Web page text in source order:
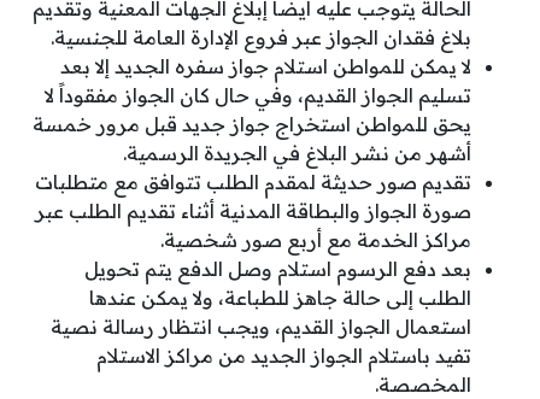
الحالة يتوجب عليه أيضًا إبلاغ الجهات المعنية وتقديم
بلاغ فقدان الجواز عبر فروع الإدارة العامة للجنسية.
لا يمكن للمواطن استلام جواز سفره الجديد إلا بعد
تسليم الجواز القديم، وفي حال كان الجواز مفقوداً لا
يحق للمواطن استخراج جواز جديد قبل مرور خمسة
أشهر من نشر البلاغ في الجريدة الرسمية.
تقديم صور حديثة لمقدم الطلب تتوافق مع متطلبات
صورة الجواز والبطاقة المدنية أثناء تقديم الطلب عبر
مراكز الخدمة مع أربع صور شخصية.
بعد دفع الرسوم استلام وصل الدفع يتم تحويل
الطلب إلى حالة جاهز للطباعة، ولا يمكن عندها
استعمال الجواز القديم، ويجب انتظار رسالة نصية
تفيد باستلام الجواز الجديد من مراكز الاستلام
المخصصة.